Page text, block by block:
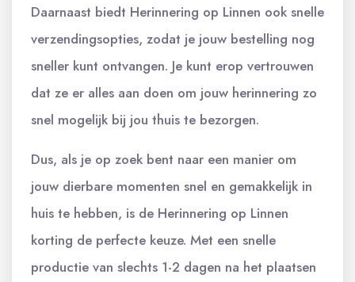
Daarnaast biedt Herinnering op Linnen ook snelle
verzendingsopties, zodat je jouw bestelling nog
sneller kunt ontvangen. Je kunt erop vertrouwen
dat ze er alles aan doen om jouw herinnering zo
snel mogelijk bij jou thuis te bezorgen.
Dus, als je op zoek bent naar een manier om
jouw dierbare momenten snel en gemakkelijk in
huis te hebben, is de Herinnering op Linnen
korting de perfecte keuze. Met een snelle
productie van slechts 1-2 dagen na het plaatsen